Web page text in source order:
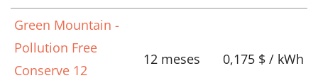
Green Mountain -
Pollution Free
Conserve 12
12 meses 0,175 $ / kWh